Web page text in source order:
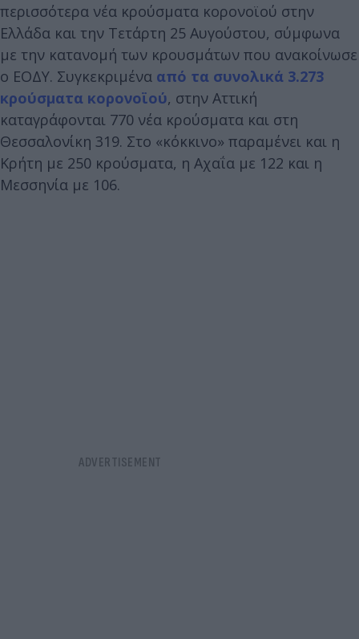
περισσότερα νέα κρούσματα κορονοϊού στην
Ελλάδα και την Τετάρτη 25 Αυγούστου, σύμφωνα
με την κατανομή των κρουσμάτων που ανακοίνωσε
ο ΕΟΔΥ. Συγκεκριμένα από τα συνολικά 3.273
κρούσματα κορονοϊού, στην Αττική
καταγράφονται 770 νέα κρούσματα και στη
Θεσσαλονίκη 319. Στο «κόκκινο» παραμένει και η
Κρήτη με 250 κρούσματα, η Αχαΐα με 122 και η
Μεσσηνία με 106.